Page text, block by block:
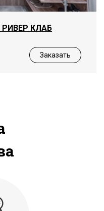
КЛАБ
Заказать